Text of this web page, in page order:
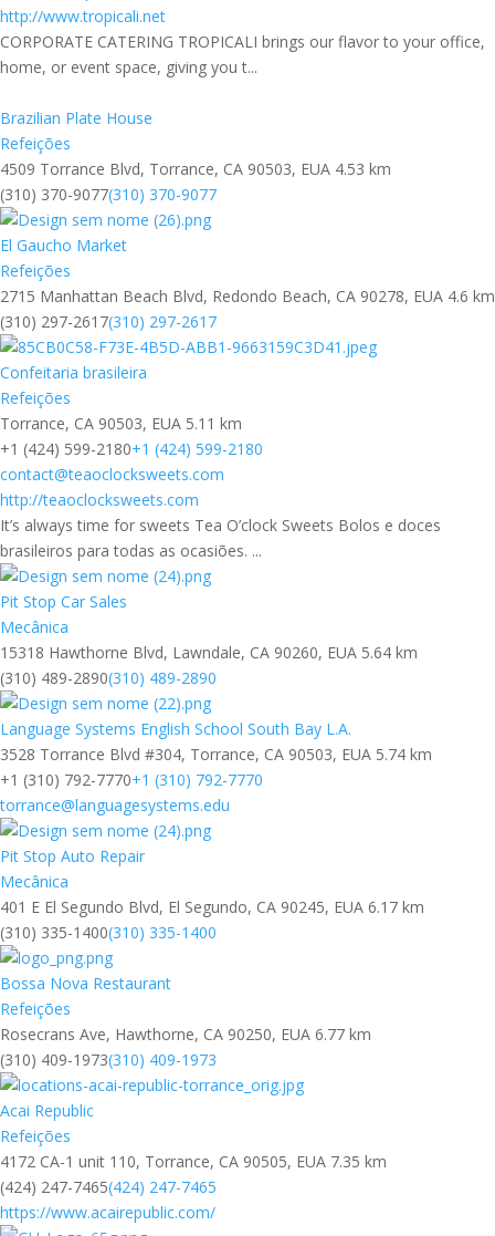
http://www.tropicali.net
CORPORATE CATERING TROPICALI brings our flavor to your office,
home, or event space, giving you t...
Brazilian Plate House
Refeições
4509 Torrance Blvd, Torrance, CA 90503, EUA 4.53 km
(310) 370-9077(310) 370-9077
El Gaucho Market
Refeições
2715 Manhattan Beach Blvd, Redondo Beach, CA 90278, EUA 4.6 km
(310) 297-2617(310) 297-2617
Confeitaria brasileira
Refeições
Torrance, CA 90503, EUA 5.11 km
+1 (424) 599-2180+1 (424) 599-2180
contact@teaoclocksweets.com
http://teaoclocksweets.com
It’s always time for sweets Tea O’clock Sweets Bolos e doces
brasileiros para todas as ocasiões. ...
Pit Stop Car Sales
Mecânica
15318 Hawthorne Blvd, Lawndale, CA 90260, EUA 5.64 km
(310) 489-2890(310) 489-2890
Language Systems English School South Bay L.A.
3528 Torrance Blvd #304, Torrance, CA 90503, EUA 5.74 km
+1 (310) 792-7770+1 (310) 792-7770
torrance@languagesystems.edu
Pit Stop Auto Repair
Mecânica
401 E El Segundo Blvd, El Segundo, CA 90245, EUA 6.17 km
(310) 335-1400(310) 335-1400
Bossa Nova Restaurant
Refeições
Rosecrans Ave, Hawthorne, CA 90250, EUA 6.77 km
(310) 409-1973(310) 409-1973
Acai Republic
Refeições
4172 CA-1 unit 110, Torrance, CA 90505, EUA 7.35 km
(424) 247-7465(424) 247-7465
https://www.acairepublic.com/